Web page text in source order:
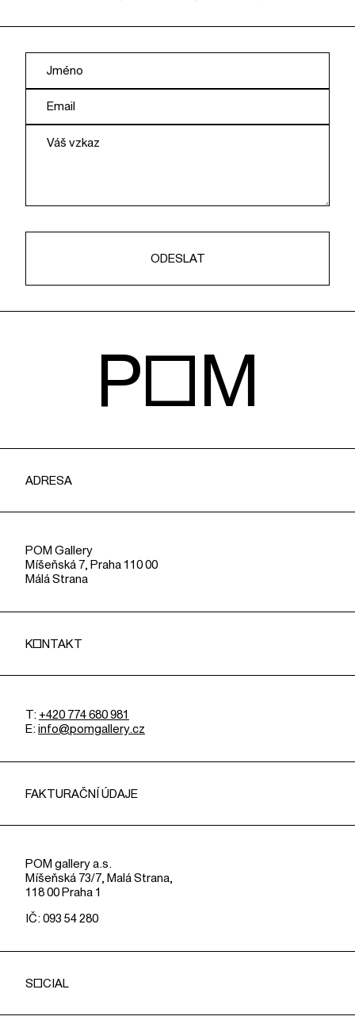
POM
ADRESA
POM Gallery
Míšeňská 7, Praha 110 00
Málá Strana
KONTAKT
T: +420 774 680 981
E: info@pomgallery.cz
FAKTURAČNÍ ÚDAJE
POM gallery a.s.
Míšeňská 73/7, Malá Strana,
118 00 Praha 1
IČ: 093 54 280
SOCIAL